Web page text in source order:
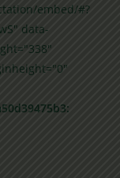
embed/#?
data-